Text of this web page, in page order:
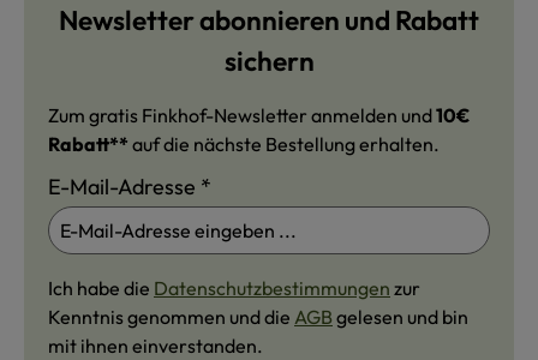
Newsletter abonnieren und Rabatt
sichern
Zum gratis Finkhof-Newsletter anmelden und10€
Rabatt** auf die nächste Bestellung erhalten.
E-Mail-Adresse *
Ich habe die Datenschutzbestimmungen zur
Kenntnis genommen und die AGB gelesen und bin
mit ihnen einverstanden.